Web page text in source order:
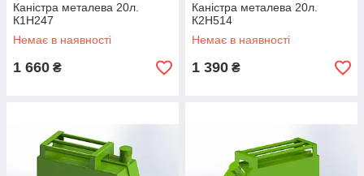
Каністра металева 20л.
К1Н247
Немає в наявності
1 660 ₴
Каністра металева 20л.
К2Н514
Немає в наявності
1 390 ₴